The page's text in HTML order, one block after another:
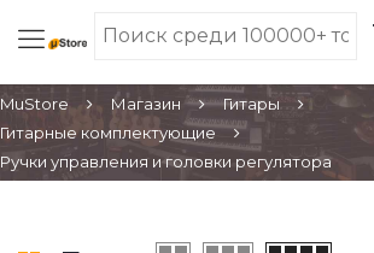
MuStore Магазин
Гитары
Гитарные комплектующие
Ручки управления и головки регулятора